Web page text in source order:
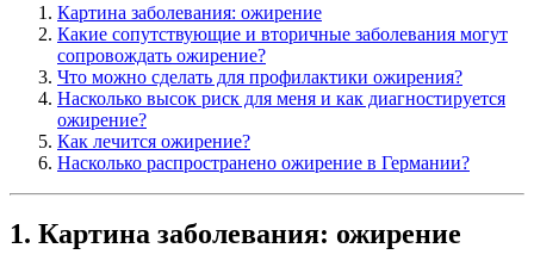
Картина заболевания: ожирение
Какие сопутствующие и вторичные заболевания могут
сопровождать ожирение?
Что можно сделать для профилактики ожирения?
Насколько высок риск для меня и как диагностируется
ожирение?
Как лечится ожирение?
Насколько распространено ожирение в Германии?
1. Картина заболевания: ожирение